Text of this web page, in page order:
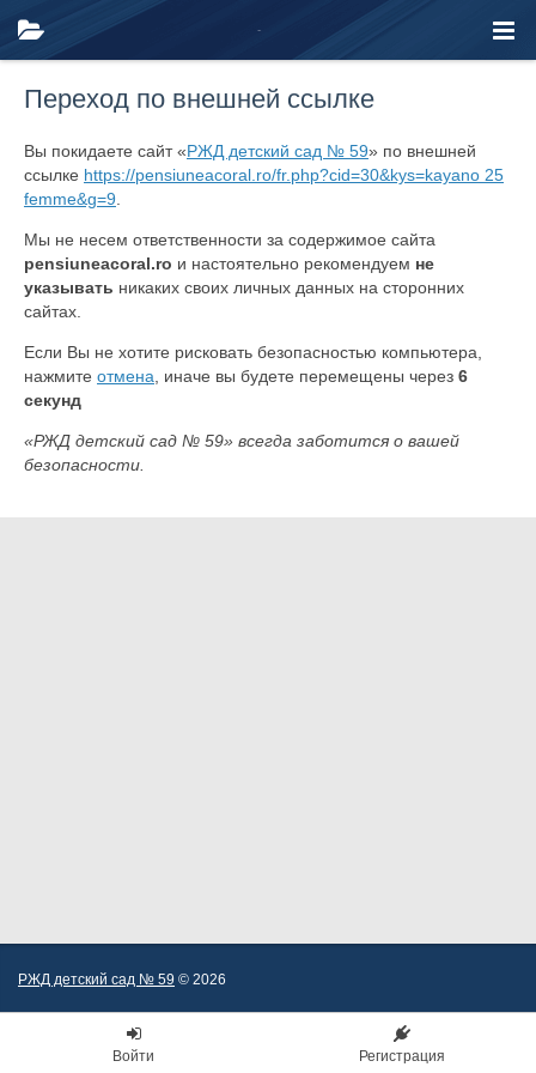
Переход по внешней ссылке
Вы покидаете сайт «РЖД детский сад № 59» по внешней
ссылке https://pensiuneacoral.ro/fr.php?cid=30&kys=kayano 25
femme&g=9
Мы не несем ответственности за содержимое сайта
pensiuneacoral.ro и настоятельно рекомендуем не
указывать никаких своих личных данных на сторонних
сайтах.
Если Вы не хотите рисковать безопасностью компьютера,
нажмите отмена , иначе вы будете перемещены через 6
секунд
«РЖД детский сад № 59» всегда заботится о вашей
безопасности.
РЖД детский сад № 59 © 2026
Войти Регистрация